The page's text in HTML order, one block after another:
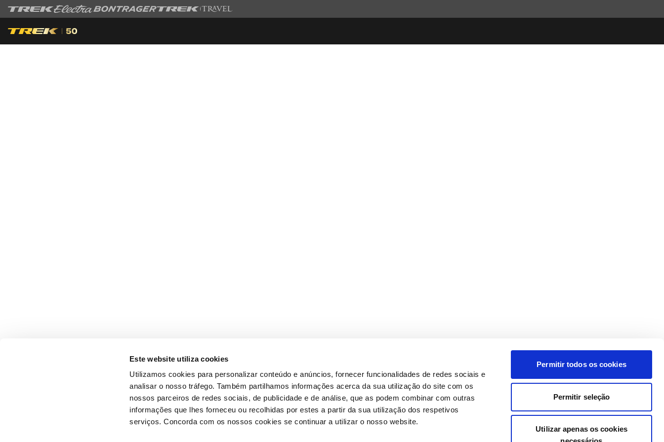
Este website utiliza cookies
Utilizamos cookies para personalizar conteúdo e anúncios, fornecer funcionalidades de redes sociais e
analisar o nosso tráfego. Também partilhamos informações acerca da sua utilização do site com os
nossos parceiros de redes sociais, de publicidade e de análise, que as podem combinar com outras
informações que lhes forneceu ou recolhidas por estes a partir da sua utilização dos respetivos
serviços. Concorda com os nossos cookies se continuar a utilizar o nosso website.
Permitir todos os cookies
Permitir seleção
Utilizar apenas os cookies